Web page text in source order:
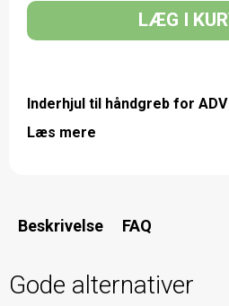
LÆG I
Inderhjul til håndgreb for ADV
Læs mere
Beskrivelse FAQ
Gode alternativer